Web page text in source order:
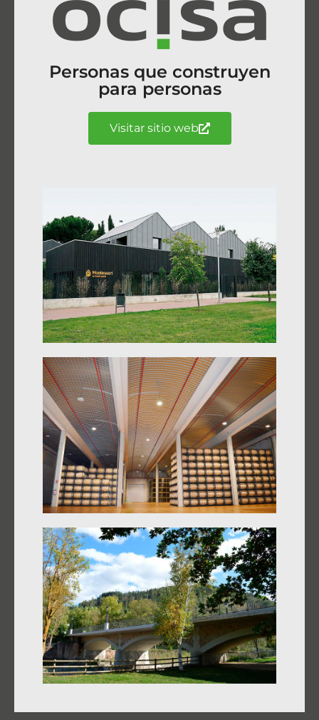
Personas que construyen
para personas
Visitar sitio web